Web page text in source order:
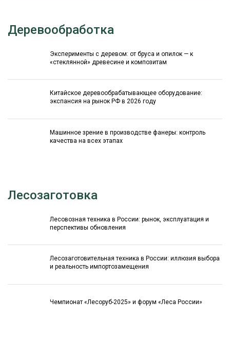
Деревообработка
Эксперименты с деревом: от бруса и опилок — к
«стеклянной» древесине и композитам
Китайское деревообрабатывающее оборудование:
экспансия на рынок РФ в 2026 году
Машинное зрение в производстве фанеры: контроль
качества на всех этапах
Лесозаготовка
Лесовозная техника в России: рынок, эксплуатация и
перспективы обновления
Лесозаготовительная техника в России: иллюзия выбора
и реальность импортозамещения
Чемпионат «Лесоруб-2025» и форум «Леса России»